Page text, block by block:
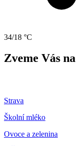
34/18 °C
Zveme Vás na
Strava
Školní mléko
Ovoce a zelenina